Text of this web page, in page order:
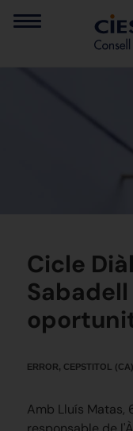
Cicle
ERROR, CEPSTITOL (CA)
Amb Lluís Matas,